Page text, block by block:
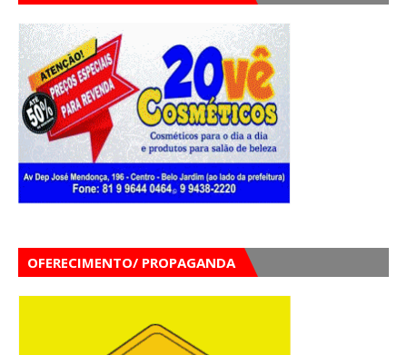
OFERECIMENTO/ PROPAGANDA